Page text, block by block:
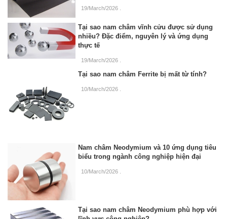
19/March/2026 .
Tại sao nam châm vĩnh cửu được sử dụng
nhiều? Đặc điểm, nguyên lý và ứng dụng
thực tế
19/March/2026 .
Tại sao nam châm Ferrite bị mất từ tính?
10/March/2026 .
Nam châm Neodymium và 10 ứng dụng tiêu
biểu trong ngành công nghiệp hiện đại
10/March/2026
Tại sao nam châm Neodymium phù hợp với